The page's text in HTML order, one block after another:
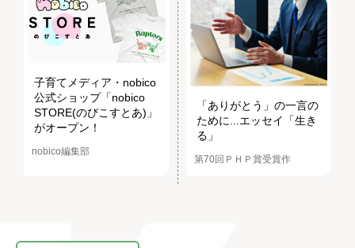
子育てメディア・nobico
公式ショップ「nobico
STORE(のびこすとあ)」
がオープン！
nobico編集部
「ありがとう」の一言の
ために...エッセイ「生き
る」
第70回ＰＨＰ賞受賞作